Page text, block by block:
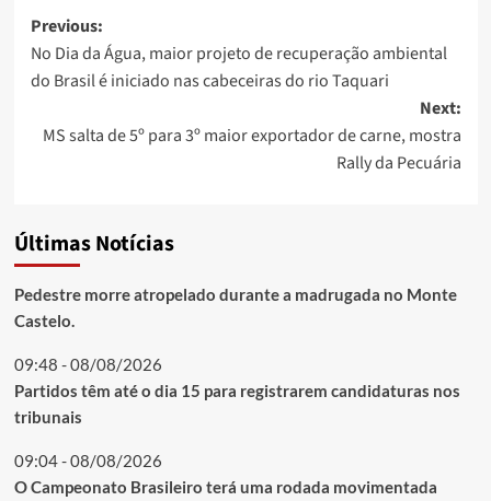
Post
navigation
Previous:
No Dia da Água, maior projeto de recuperação ambiental
do Brasil é iniciado nas cabeceiras do rio Taquari
Next:
MS salta de 5º para 3º maior exportador de carne, mostra
Rally da Pecuária
Últimas Notícias
Pedestre morre atropelado durante a madrugada no Monte
Castelo.
09:48 - 08/08/2026
Partidos têm até o dia 15 para registrarem candidaturas nos
tribunais
09:04 - 08/08/2026
O Campeonato Brasileiro terá uma rodada movimentada